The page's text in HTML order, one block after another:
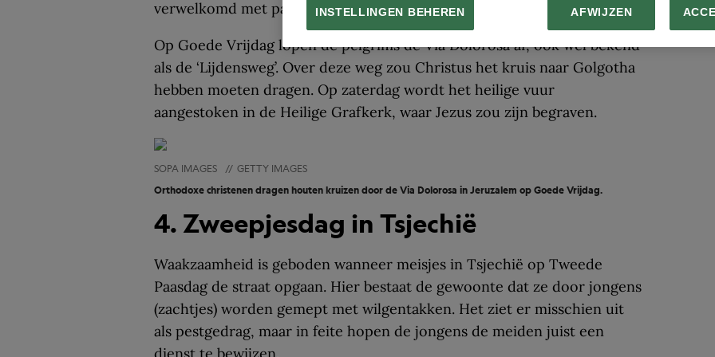
verwelkomd met palmtakken.
Op Goede Vrijdag lopen de pelgrims de Via Dolorosa af, ook wel bekend
als de ‘Lijdensweg’. Over deze weg zou Christus het kruis naar Golgotha
hebben moeten dragen. Op zaterdag wordt het heilige vuur
aangestoken in de Heilige Grafkerk, waar Jezus zou zijn begraven.
SOPA IMAGES // GETTY IMAGES
Orthodoxe christenen dragen houten kruizen door de Via Dolorosa in Jeruzalem op Goede Vrijdag.
4. Zweepjesdag in Tsjechië
Waakzaamheid is geboden wanneer meisjes in Tsjechië op Tweede
Paasdag de straat opgaan. Hier bestaat de gewoonte dat ze door jongens
(zachtjes) worden gemept met wilgentakken. Het ziet er misschien uit
als pestgedrag, maar in feite hopen de jongens de meiden juist een
INSTELLINGEN BEHEREN AFWIJZEN